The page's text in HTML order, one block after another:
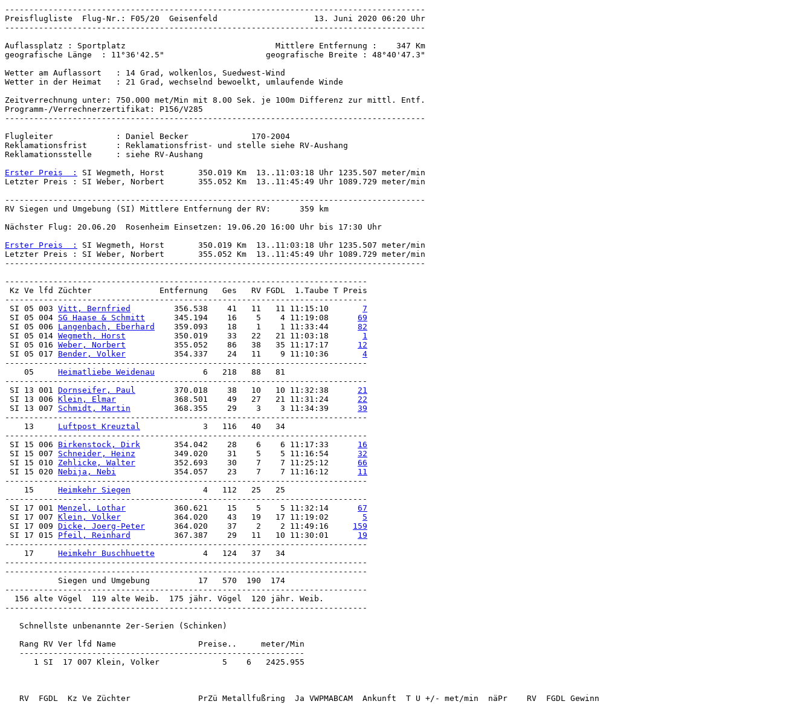
Wetter am Auflassort   : 14 Grad, wolkenlos, Suedwest-Wind
Wetter in der Heimat   : 21 Grad, wechselnd bewoelkt, umlaufende Winde
Zeitverrechnung unter: 750.000 met/Min mit 8.00 Sek. je 100m Differenz zur mittl. Entf.
---------------------------------------------------------------------------------------
Flugleiter             : Daniel Becker             170-2004
Reklamationsfrist      : Reklamationsfrist- und stelle siehe RV-Aushang
Reklamationsstelle     : siehe RV-Aushang
Erster Preis  :
SI Wegmeth, Horst       350.019 Km  13..11:03:18 Uhr 1235.507 meter/min
---------------------------------------------------------------------------------------
RV Siegen und Umgebung (SI) Mittlere Entfernung der RV:      359 km
Nächster Flug: 20.06.20  Rosenheim Einsetzen: 19.06.20 16:00 Uhr bis 17:30 Uhr
Erster Preis  :
SI Wegmeth, Horst       350.019 Km  13..11:03:18 Uhr 1235.507 meter/min
Letzter Preis : SI Weber, Norbert       355.052 Km  13..11:45:49 Uhr 1089.729 meter/min
---------------------------------------------------------------------------------------
SI 05 003 Vitt, Bernfried
         356.538    41   11   11 11:15:10
7
SI 05 004 SG Haase & Schmitt
      345.194    16    5    4 11:19:08
69
SI 05 006 Langenbach, Eberhard
    359.093    18    1    1 11:33:44
82
SI 05 014 Wegmeth, Horst
          350.019    33   22   21 11:03:18
1
SI 05 016 Weber, Norbert
          355.052    86   38   35 11:17:17
12
SI 05 017 Bender, Volker
          354.337    24   11    9 11:10:36
4
---------------------------------------------------------------------------
    05
Heimatliebe Weidenau
          6   218   88   81
SI 13 001 Dornseifer, Paul
        370.018    38   10   10 11:32:38
21
SI 13 006 Klein, Elmar
            368.501    49   27   21 11:31:24
22
SI 13 007 Schmidt, Martin
         368.355    29    3    3 11:34:39
39
---------------------------------------------------------------------------
    13
Luftpost Kreuztal
             3   116   40   34
SI 15 006 Birkenstock, Dirk
       354.042    28    6    6 11:17:33
16
SI 15 007 Schneider, Heinz
        349.020    31    5    5 11:16:54
32
SI 15 010 Zehlicke, Walter
        352.693    30    7    7 11:25:12
66
SI 15 020 Nebija, Nebi
            354.057    23    7    7 11:16:12
11
---------------------------------------------------------------------------
    15
Heimkehr Siegen
               4   112   25   25
SI 17 001 Menzel, Lothar
          360.621    15    5    5 11:32:14
67
SI 17 007 Klein, Volker
           364.020    43   19   17 11:19:02
5
SI 17 009 Dicke, Joerg-Peter
      364.020    37    2    2 11:49:16
159
SI 17 015 Pfeil, Reinhard
         367.387    29   11   10 11:30:01
19
---------------------------------------------------------------------------
    17
Heimkehr Buschhuette
          4   124   37   34
---------------------------------------------------------------------------
---------------------------------------------------------------------------
           Siegen und Umgebung          17   570  190  174
---------------------------------------------------------------------------
  156 alte Vögel  119 alte Weib.  175 jähr. Vögel  120 jähr. Weib.
---------------------------------------------------------------------------
   Schnellste unbenannte 2er-Serien (Schinken)
   Rang RV Ver lfd Name                 Preise..     meter/Min
   -----------------------------------------------------------
      1 SI  17 007 Klein, Volker             5    6   2425.955